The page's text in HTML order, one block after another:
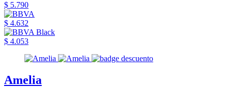
$ 5.790
$ 4.632
$ 4.053
Amelia